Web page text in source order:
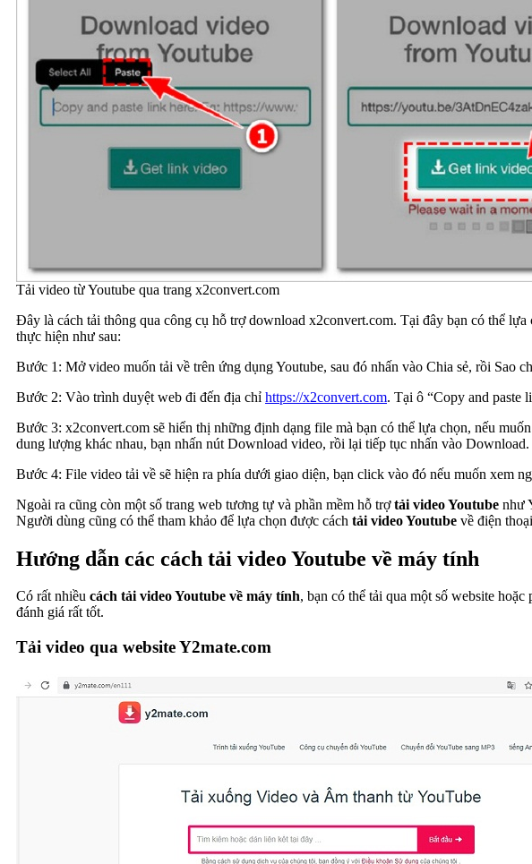
Tải video từ Youtube qua trang x2convert.com
Đây là cách tải thông qua công cụ hỗ trợ download x2convert.com. Tại đây bạn có thể
thực hiện như sau:
Bước 1: Mở video muốn tải về trên ứng dụng Youtube, sau đó nhấn vào Chia sẻ, rồi Sao
Bước 2: Vào trình duyệt web đi đến địa chỉ https://x2convert.com. Tại ô “Copy and paste
Bước 3: x2convert.com sẽ hiển thị những định dạng file mà bạn có thể lựa chọn, nếu muốn
dung lượng khác nhau, bạn nhấn nút Download video, rồi lại tiếp tục nhấn vào Download.
Bước 4: File video tải về sẽ hiện ra phía dưới giao diện, bạn click vào đó nếu muốn xem
Ngoài ra cũng còn một số trang web tương tự và phần mềm hỗ trợtải video Youtube như
Người dùng cũng có thể tham khảo để lựa chọn được cách tải video Youtube về điện
Hướng dẫn các cách tải video Youtube về máy tính
Có rất nhiều cách tải video Youtube về máy tính, bạn có thể tải qua một số website
đánh giá rất tốt.
Tải video qua website Y2mate.com